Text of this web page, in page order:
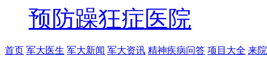
预防躁狂症医院
首页 军大医生 军大新闻 军大资讯 精神疾病问答 项目大全 来